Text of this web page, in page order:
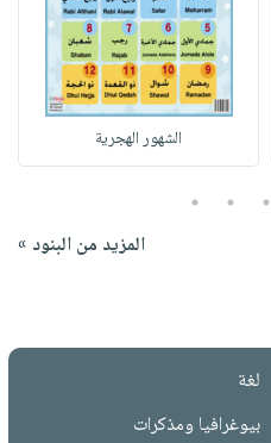
الشهور الهجرية
3
4
5
المزيد من البنود »
لغة
بيوغرافيا ومذكرات